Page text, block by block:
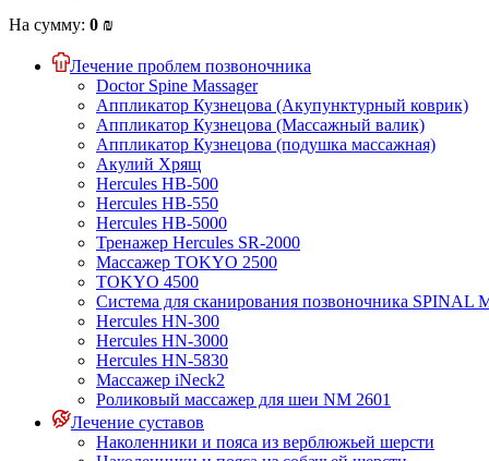
На сумму: 0 ₪
Лечение проблем позвоночника
Doctor Spine Massager
Аппликатор Кузнецова (Акупунктурный коврик)
Аппликатор Кузнецова (Массажный валик)
Аппликатор Кузнецова (подушка массажная)
Акулий Хрящ
Hercules HB-500
Hercules HB-550
Hercules HB-5000
Тренажер Hercules SR-2000
Массажер TOKYO 2500
TOKYO 4500
Система для сканирования позвоночника SPINAL
Hercules HN-300
Hercules HN-3000
Hercules HN-5830
Массажер iNeck2
Роликовый массажер для шеи NM 2601
Лечение суставов
Наколенники и пояса из верблюжьей шерсти